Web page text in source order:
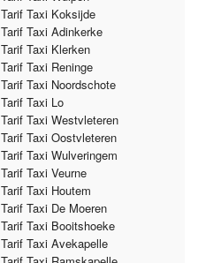
Tarif Taxi Koksijde
Tarif Taxi Adinkerke
Tarif Taxi Klerken
Tarif Taxi Reninge
Tarif Taxi Noordschote
Tarif Taxi Lo
Tarif Taxi Westvleteren
Tarif Taxi Oostvleteren
Tarif Taxi Wulveringem
Tarif Taxi Veurne
Tarif Taxi Houtem
Tarif Taxi De Moeren
Tarif Taxi Booitshoeke
Tarif Taxi Avekapelle